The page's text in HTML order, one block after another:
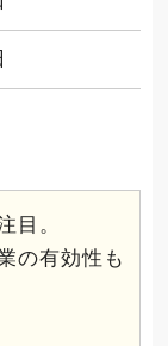
目。
の有効性も